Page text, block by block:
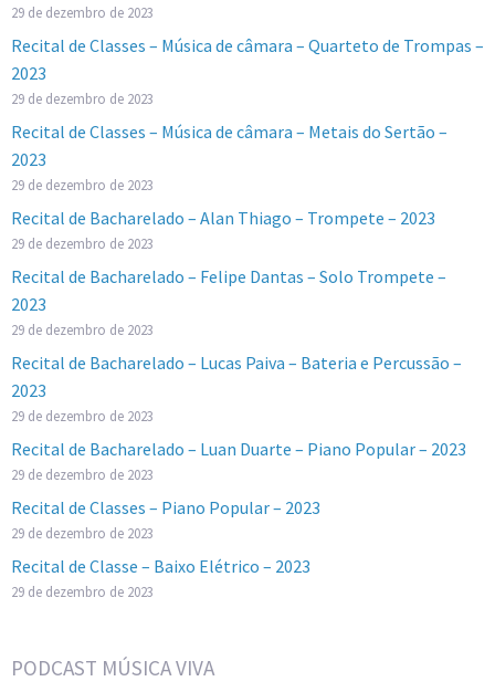
29 de dezembro de 2023
Recital de Classes – Música de câmara – Quarteto de Trompas –
2023
29 de dezembro de 2023
Recital de Classes – Música de câmara – Metais do Sertão –
2023
29 de dezembro de 2023
Recital de Bacharelado – Alan Thiago – Trompete – 2023
29 de dezembro de 2023
Recital de Bacharelado – Felipe Dantas – Solo Trompete –
2023
29 de dezembro de 2023
Recital de Bacharelado – Lucas Paiva – Bateria e Percussão –
2023
29 de dezembro de 2023
Recital de Bacharelado – Luan Duarte – Piano Popular – 2023
29 de dezembro de 2023
Recital de Classes – Piano Popular – 2023
29 de dezembro de 2023
Recital de Classe – Baixo Elétrico – 2023
29 de dezembro de 2023
PODCAST MÚSICA VIVA